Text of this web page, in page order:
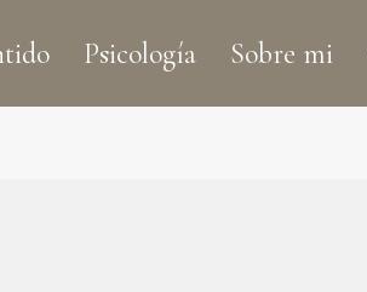
Psicología Sobre mi